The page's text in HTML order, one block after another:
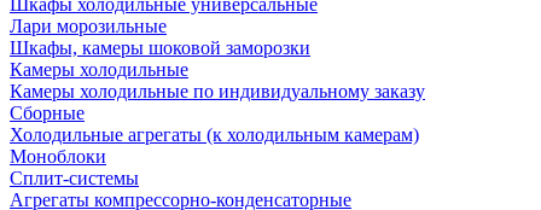
Шкафы холодильные универсальные
Лари морозильные
Шкафы, камеры шоковой заморозки
Камеры холодильные
Камеры холодильные по индивидуальному заказу
Сборные
Холодильные агрегаты (к холодильным камерам)
Моноблоки
Сплит-системы
Агрегаты компрессорно-конденсаторные